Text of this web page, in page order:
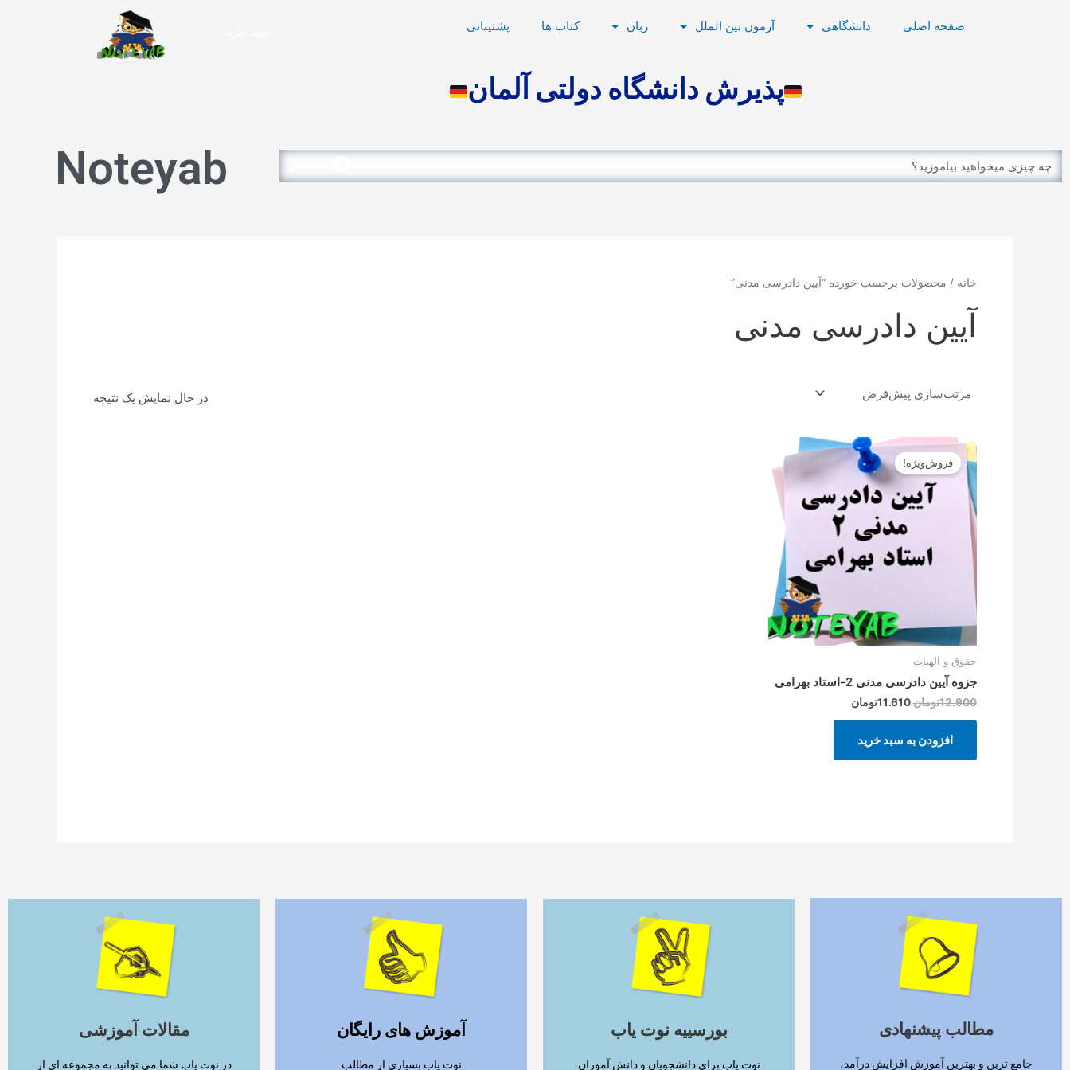
صفحه اصلی دانشگاهی آزمون بین الملل زبان کتاب ها پشتیبانی
پذیرش دانشگاه دولتی آلمان
Search
Search
Noteyab
خانه / محصولات برچسب خورده “آیین دادرسی مدنی”
آیین دادرسی مدنی
در حال نمایش یک نتیجه
فروش‌ویژه!
حقوق و الهیات
جزوه آیین دادرسی مدنی 2-استاد بهرامی
12.900تومان
قیمت
اصلی
12.900تومان
11.610تومان
قیمت
فعلی
افزودن به سبد خرید
مطالب پیشنهادی
جامع ترین و بهترین آموزش افزایش درآمد،
بورسییه نوت یاب
نوت یاب برای دانشجویان و دانش آموزان
آموزش های رایگان
نوت یاب بسیاری از مطالب
مقالات آموزشی
در نوت یاب شما می توانید به مجموعه ای از